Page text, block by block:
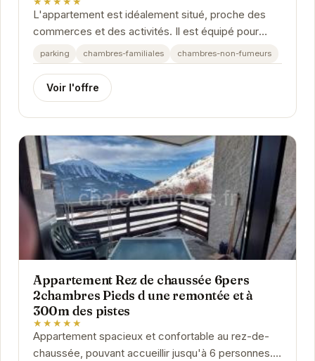
L'appartement est idéalement situé, proche des
commerces et des activités. Il est équipé pour
votre plus grand confort. L'accueil y est...
parking chambres-familiales chambres-non-fumeurs
Voir l'offre
Appartement Rez de chaussée 6pers
2chambres Pieds d une remontée et à
300m des pistes
★★★★★
Appartement spacieux et confortable au rez-de-
chaussée, pouvant accueillir jusqu'à 6 personnes.